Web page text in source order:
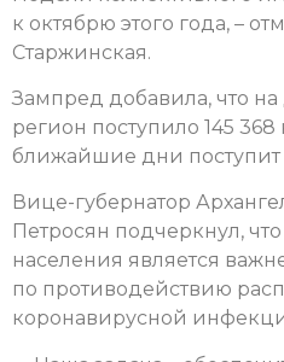
к октябрю этого года, –
Старжинская.
Зампред добавила, что
регион поступило 145
ближайшие дни поступит
Вице-губернатор
Петросян подчеркнул,
населения является
по противодействию
коронавирусной